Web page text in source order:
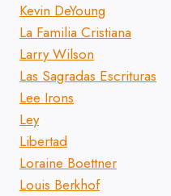
Kevin DeYoung
La Familia Cristiana
Larry Wilson
Las Sagradas Escrituras
Lee Irons
Ley
Libertad
Loraine Boettner
Louis Berkhof